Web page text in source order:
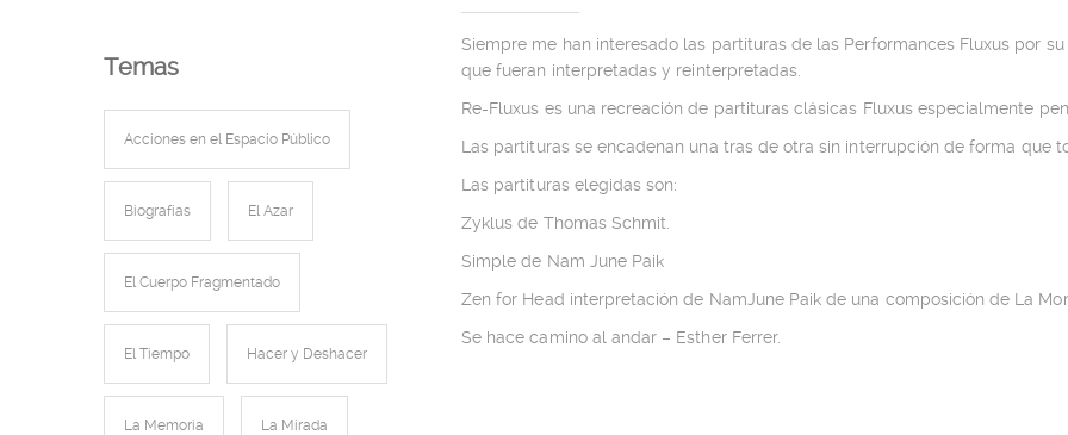
Siempre me han interesado las partituras de las Performances Fluxus por
que fueran interpretadas y reinterpretadas.
Re-Fluxus es una recreación de partituras clásicas Fluxus especialmente
Las partituras se encadenan una tras de otra sin interrupción de forma que
Las partituras elegidas son:
Zyklus de Thomas Schmit.
Simple de Nam June Paik
Zen for Head interpretación de NamJune Paik de una composición de La
Se hace camino al andar – Esther Ferrer.
Temas
Acciones en el Espacio Público
Biografías El Azar
El Cuerpo Fragmentado
El Tiempo Hacer y Deshacer
La Memoria La Mirada